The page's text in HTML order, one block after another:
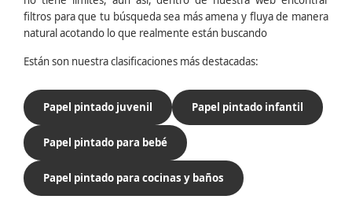
filtros para que tu búsqueda sea más amena y fluya de manera
natural acotando lo que realmente están buscando
Están son nuestra clasificaciones más destacadas:
Papel pintado juvenil Papel pintado infantil
Papel pintado para bebé
Papel pintado para cocinas y baños